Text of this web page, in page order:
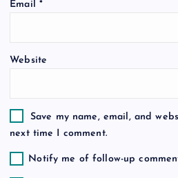
Email *
Website
Save my name, email, and
next time I comment.
Notify me of follow-up